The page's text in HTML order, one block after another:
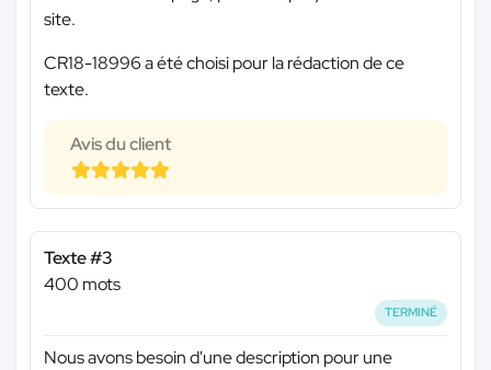
site.
CR18-18996 a été choisi pour la rédaction de ce
texte.
Avis du client
Texte #3
400 mots
TERMINÉ
Nous avons besoin d'une description pour une